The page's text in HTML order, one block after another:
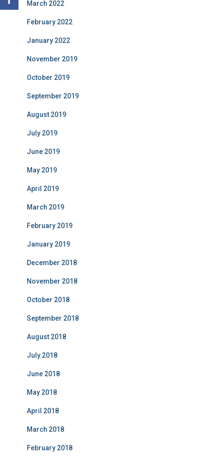
March 2022
February 2022
January 2022
November 2019
October 2019
September 2019
August 2019
July 2019
June 2019
May 2019
April 2019
March 2019
February 2019
January 2019
December 2018
November 2018
October 2018
September 2018
August 2018
July 2018
June 2018
May 2018
April 2018
March 2018
February 2018